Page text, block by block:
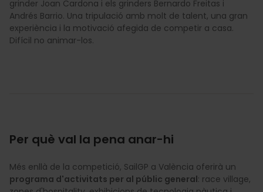
grinder Joan Cardona i els grinders Bernardo Freitas i
Andrés Barrio. Una tripulació amb molt de talent, una gran
experiència i la motivació afegida de competir a casa.
Difícil no animar-los.
Per què val la pena anar-hi
Més enllà de la competició, SailGP a València oferirà un
programa d'activitats per al públic general: race village,